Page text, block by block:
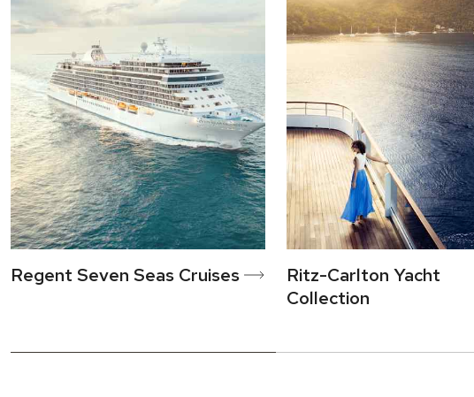
Regent Seven Seas Cruises
Ritz-Carlton Yacht
Collection